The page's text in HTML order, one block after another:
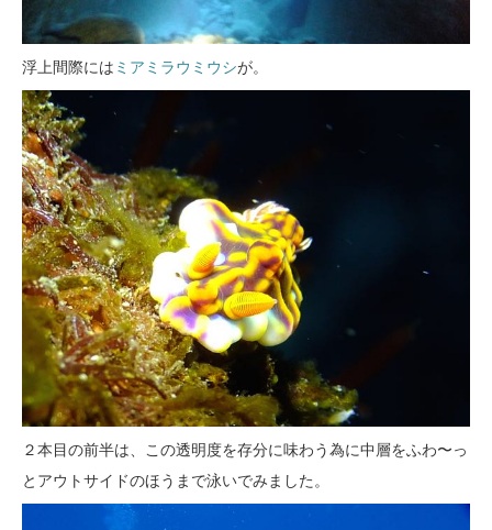
浮上間際には ミアミラウミウシが。
２本目の前半は、この透明度を存分に味わう為に中層をふわ〜っ
とアウトサイドのほうまで泳いでみました。